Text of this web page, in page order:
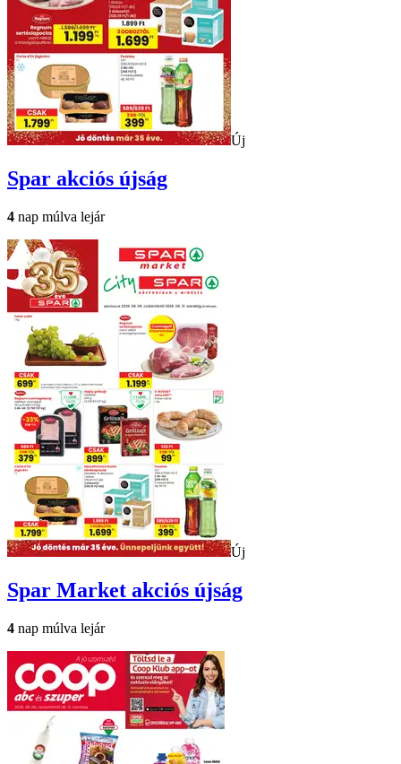
Új
Spar akciós újság
4 nap múlva lejár
Új
Spar Market akciós újság
4 nap múlva lejár